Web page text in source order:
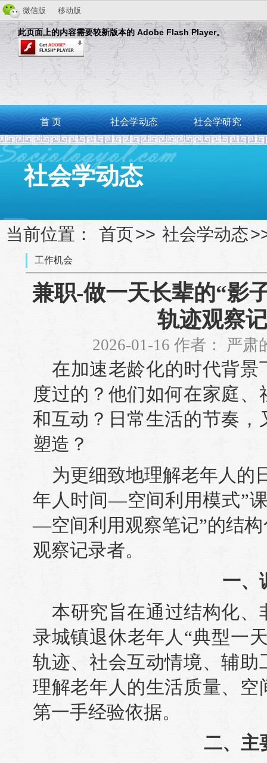
微信版 移动版
此页面上的内容需要较新版本的 Adobe Flash Player。
首 页 社会学动态 社会学研究
社会学动态
当前位置： 首页>> 社会学动态
工作机会
兼职-做一天长辈的“影
轨迹观察
2026-01-16 作者： 严肃
在加速老龄化的时代背
度过的？他们如何在家庭
和互动？日常生活的节奏
塑造？
为更细致地理解老年人的
年人时间—空间利用模式”
—空间利用观察笔记”的结
观察记录者。
一、
本研究旨在通过结构化
录城镇退休老年人“典型一
轨迹、社会互动情境、辅
理解老年人的生活质量、
第一手经验依据。
二、主